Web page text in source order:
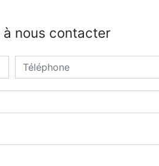
nous contacter